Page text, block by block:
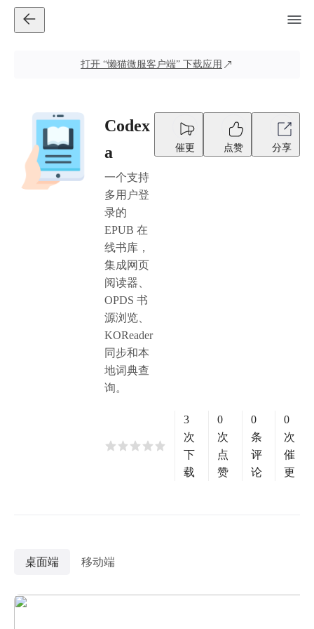
打开 “懒猫微服客户端” 下载应用
Codex
a
一个支持
多用户登
录的
EPUB 在
线书库，
集成网页
阅读器、
OPDS 书
源浏览、
KOReader
同步和本
地词典查
询。
催更 点赞 分享
3
次
下
载
0
次
点
赞
0
条
评
论
0
次
催
更
桌面端 移动端